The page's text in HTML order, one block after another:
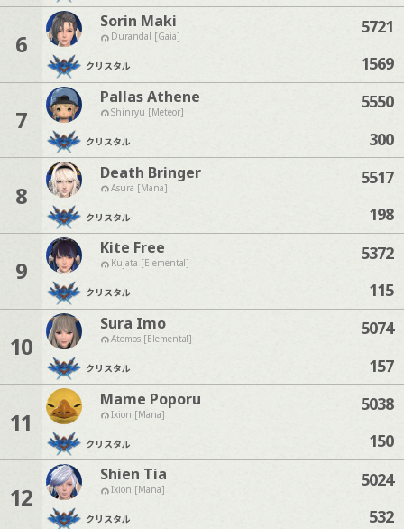
6
Sorin Maki
Durandal [Gaia]
クリスタル
5721
1569
7
Pallas Athene
Shinryu [Meteor]
クリスタル
5550
300
8
Death Bringer
Asura [Mana]
クリスタル
5517
198
9
Kite Free
Kujata [Elemental]
クリスタル
5372
115
10
Sura Imo
Atomos [Elemental]
クリスタル
5074
157
11
Mame Poporu
Ixion [Mana]
クリスタル
5038
150
12
Shien Tia
Ixion [Mana]
クリスタル
5024
532